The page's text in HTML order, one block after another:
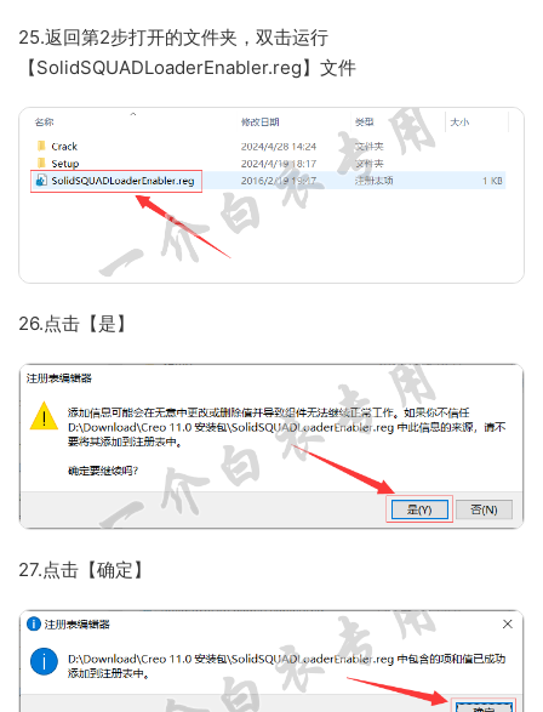
25.返回第2步打开的文件夹，双击运行
【SolidSQUADLoaderEnabler.reg】文件
26.点击【是】
27.点击【确定】